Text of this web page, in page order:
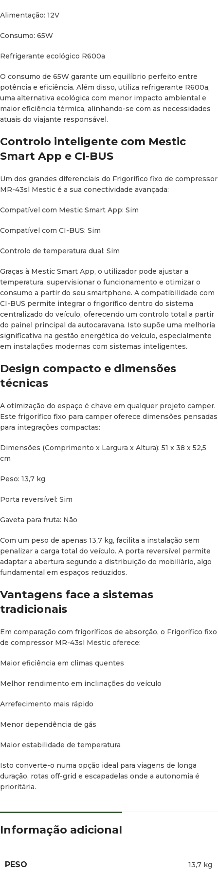
inteligentes.
Design compacto e dimensões
técnicas
A otimização do espaço é chave em qualquer projeto
camper. Este frigorífico fixo para camper oferece
dimensões pensadas para integrações compactas:
Dimensões (Comprimento x Largura x Altura): 51 x 38 x 52,5
Gaveta para fruta: Não
Com um peso de apenas 13,7 kg, facilita a instalação sem
adaptar a abertura segundo a distribuição do mobiliário,
tradicionais
Em comparação com frigoríficos de absorção, o Frigorífico
fixo de compressor MR-43sl Mestic oferece:
Maior eficiência em climas quentes
Arrefecimento mais rápido
Maior estabilidade de temperatura
duração, rotas off-grid e escapadelas onde a autonomia é
prioritária.
Alimentação: 12V
Consumo: 65W
Refrigerante ecológico R600a
O consumo de 65W garante um equilíbrio perfeito entre
potência e eficiência. Além disso, utiliza refrigerante R600a,
uma alternativa ecológica com menor impacto ambiental e
maior eficiência térmica, alinhando-se com as necessidades
atuais do viajante responsável.
Controlo inteligente com Mestic
Smart App e CI-BUS
Um dos grandes diferenciais do Frigorífico fixo de compressor
MR-43sl Mestic é a sua conectividade avançada:
Compatível com Mestic Smart App: Sim
Compatível com CI-BUS: Sim
Controlo de temperatura dual: Sim
Graças à Mestic Smart App, o utilizador pode ajustar a
temperatura, supervisionar o funcionamento e otimizar o
consumo a partir do seu smartphone. A compatibilidade com
CI-BUS permite integrar o frigorífico dentro do sistema
centralizado do veículo, oferecendo um controlo total a partir
do painel principal da autocaravana. Isto supõe uma melhoria
significativa na gestão energética do veículo, especialmente
em instalações modernas com sistemas inteligentes.
Design compacto e dimensões
técnicas
A otimização do espaço é chave em qualquer projeto camper.
Este frigorífico fixo para camper oferece dimensões pensadas
para integrações compactas:
Dimensões (Comprimento x Largura x Altura): 51 x 38 x 52,5
cm
Peso: 13,7 kg
Porta reversível: Sim
Gaveta para fruta: Não
Com um peso de apenas 13,7 kg, facilita a instalação sem
penalizar a carga total do veículo. A porta reversível permite
adaptar a abertura segundo a distribuição do mobiliário, algo
fundamental em espaços reduzidos.
Vantagens face a sistemas
tradicionais
Em comparação com frigoríficos de absorção, o Frigorífico fixo
de compressor MR-43sl Mestic oferece:
Maior eficiência em climas quentes
Melhor rendimento em inclinações do veículo
Arrefecimento mais rápido
Menor dependência de gás
Maior estabilidade de temperatura
Isto converte-o numa opção ideal para viagens de longa
duração, rotas off-grid e escapadelas onde a autonomia é
prioritária.
Informação adicional
PESO 13,7 kg